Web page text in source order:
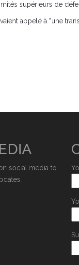
supérieurs de
appelé à “une
social media to